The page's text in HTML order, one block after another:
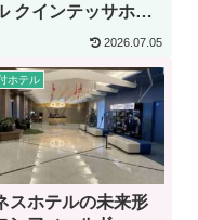
クインテッサホテ
2026.07.05
ホテル
スホテルの未来形